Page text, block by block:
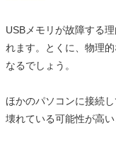
USBメモリが故障する
れます。とくに、物理
なるでしょう。
ほかのパソコンに接続
壊れている可能性が高い